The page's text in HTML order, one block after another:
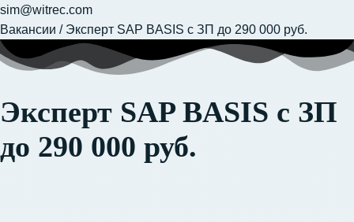
sim@witrec.com
Вакансии / Эксперт SAP BASIS с ЗП до 290 000 руб.
Эксперт SAP BASIS с ЗП
до 290 000 руб.